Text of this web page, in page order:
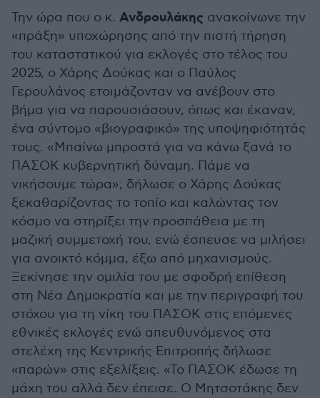
Την ώρα που ο κ. Ανδρουλάκης ανακοίνωνε την
«πράξη» υποχώρησης από την πιστή τήρηση
του καταστατικού για εκλογές στο τέλος του
2025, ο Χάρης Δούκας και ο Παύλος
Γερουλάνος ετοιμάζονταν να ανέβουν στο
βήμα για να παρουσιάσουν, όπως και έκαναν,
ένα σύντομο «βιογραφικό» της υποψηφιότητάς
τους. «Μπαίνω μπροστά για να κάνω ξανά το
ΠΑΣΟΚ κυβερνητική δύναμη. Πάμε να
νικήσουμε τώρα», δήλωσε ο Χάρης Δούκας
ξεκαθαρίζοντας το τοπίο και καλώντας τον
κόσμο να στηρίξει την προσπάθεια με τη
μαζική συμμετοχή του, ενώ έσπευσε να μιλήσει
για ανοικτό κόμμα, έξω από μηχανισμούς.
Ξεκίνησε την ομιλία του με σφοδρή επίθεση
στη Νέα Δημοκρατία και με την περιγραφή του
στόχου για τη νίκη του ΠΑΣΟΚ στις επόμενες
εθνικές εκλογές ενώ απευθυνόμενος στα
στελέχη της Κεντρικής Επιτροπής δήλωσε
«παρών» στις εξελίξεις. «Το ΠΑΣΟΚ έδωσε τη
μάχη του αλλά δεν έπεισε. Ο Μητσοτάκης δεν